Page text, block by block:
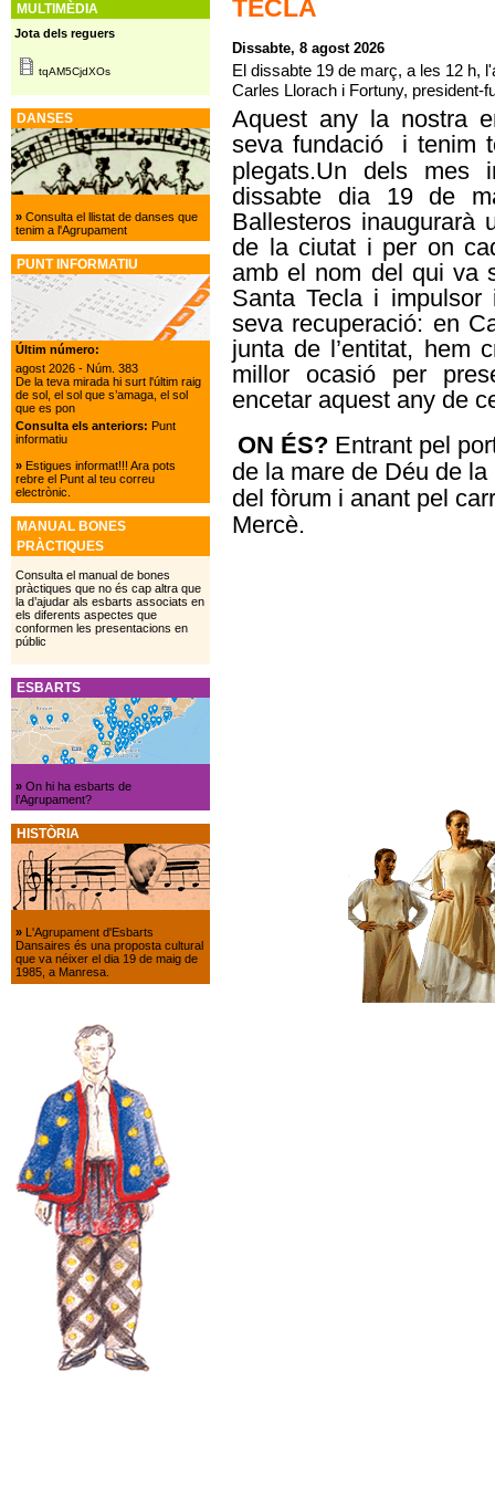
TECLA
Dissabte, 8 agost 2026
El dissabte 19 de març, a les 12 h,
Carles Llorach i Fortuny, president-
Aquest any la nostra
seva fundació
i tenim
plegats.Un dels mes
dissabte dia 19 de
Ballesteros
de la ciutat i per on
amb el nom del qui va
Santa Tecla i
seva recuperació: en
junta de l’entitat, hem
millor ocasió per
encetar aquest any de
ON ÉS? Entrant pel
de la mare de Déu de
del fòrum i anant pel
Mercè.
MULTIMÈDIA
Jota dels reguers
tqAM5CjdXOs
DANSES
»Consulta el llistat de danses que
tenim a l'Agrupament
PUNT INFORMATIU
Últim número:
agost 2026 - Núm. 383
De la teva mirada hi surt l'últim raig
de sol, el sol que s’amaga, el sol
que es pon
Consulta els anteriors: Punt
informatiu
»Estigues informat!!! Ara pots
rebre el Punt al teu correu
electrònic.
MANUAL BONES
PRÀCTIQUES
Consulta el manual de bones
pràctiques que no és cap altra que
la d’ajudar als esbarts associats en
els diferents aspectes que
conformen les presentacions en
públic
ESBARTS
»On hi ha esbarts de
l’Agrupament?
HISTÒRIA
» L'Agrupament d'Esbarts
Dansaires és una proposta cultural
que va néixer el dia 19 de maig de
1985, a Manresa.